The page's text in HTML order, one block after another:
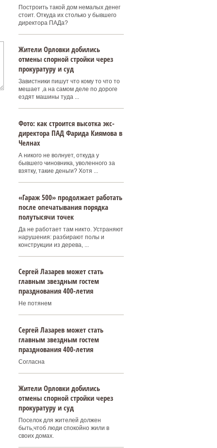
Построить такой дом немалых денег
стоит. Откуда их столько у бывшего
директора ПАДа?
Жители Орловки добились
отмены спорной стройки через
прокуратуру и суд
Завистники пишут что кому то что то
мешает ,а на самом деле по дороге
ездят машины туда ...
Фото: как строится высотка экс-
директора ПАД Фарида Киямова в
Челнах
А никого не волнует, откуда у
бывшего чиновника, уволенного за
взятку, такие деньги? Хотя ...
«Гараж 500» продолжает работать
после опечатывания порядка
полутысячи точек
Да не работает там никто. Устраняют
нарушения: разбирают полы и
конструкции из дерева, ...
Сергей Лазарев может стать
главным звездным гостем
празднования 400‑летия
Не потянем
Сергей Лазарев может стать
главным звездным гостем
празднования 400‑летия
Согласна
Жители Орловки добились
отмены спорной стройки через
прокуратуру и суд
Поселок для жителей должен
быть,чтоб люди спокойно жили в
своих домах.